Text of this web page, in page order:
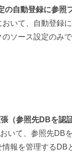
の自動登録に参照
いて、自動登録
ソース設定の
（参照先DBを
いて、参照先
報を管理する